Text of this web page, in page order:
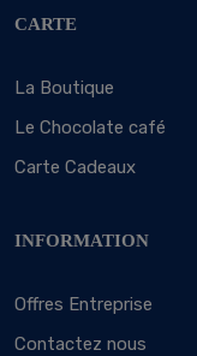
CARTE
La Boutique
Le Chocolate café
Carte Cadeaux
INFORMATION
Offres Entreprise
Contactez nous